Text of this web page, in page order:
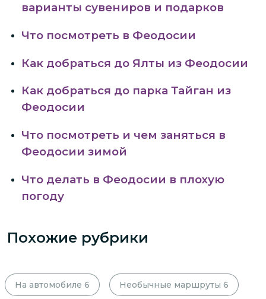
варианты сувениров и подарков
Что посмотреть в Феодосии
Как добраться до Ялты из Феодосии
Как добраться до парка Тайган из
Феодосии
Что посмотреть и чем заняться в
Феодосии зимой
Что делать в Феодосии в плохую
погоду
Похожие рубрики
На автомобиле 6 Необычные маршруты 6